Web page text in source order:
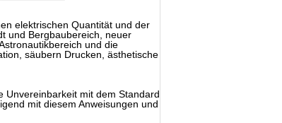
elektrischen Quantität und der
und Bergbaubereich, neuer
und die
säubern Drucken, ästhetische
Unvereinbarkeit mit dem Standard
mit diesem Anweisungen und